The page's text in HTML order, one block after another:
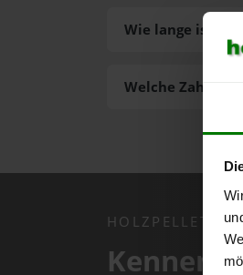
Welche
Wie lange ist die
Kennen